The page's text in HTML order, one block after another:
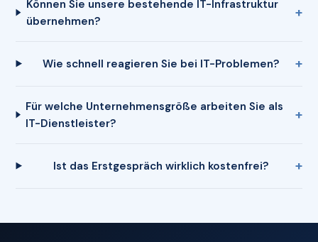
Können Sie unsere bestehende IT-Infrastruktur
übernehmen?
Wie schnell reagieren Sie bei IT-Problemen?
Für welche Unternehmensgröße arbeiten Sie als
IT-Dienstleister?
Ist das Erstgespräch wirklich kostenfrei?